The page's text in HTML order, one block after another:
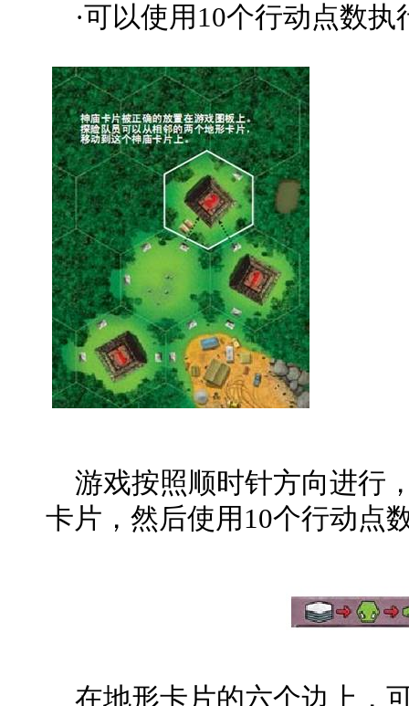
·可以使用10个行动点数执
游戏按照顺时针方向进行
卡片，然后使用10个行动点
在地形卡片的六个边上，